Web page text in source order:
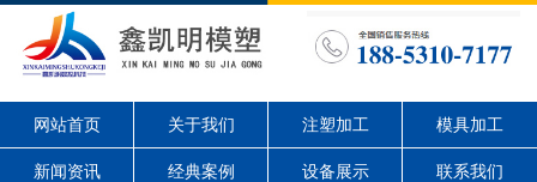
网站首页 关于我们 注塑加工 模具加工
新闻资讯 经典案例 设备展示 联系我们